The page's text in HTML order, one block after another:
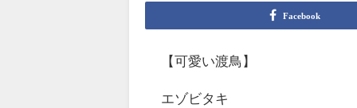
Facebook
【可愛い渡鳥】
エゾビタキ